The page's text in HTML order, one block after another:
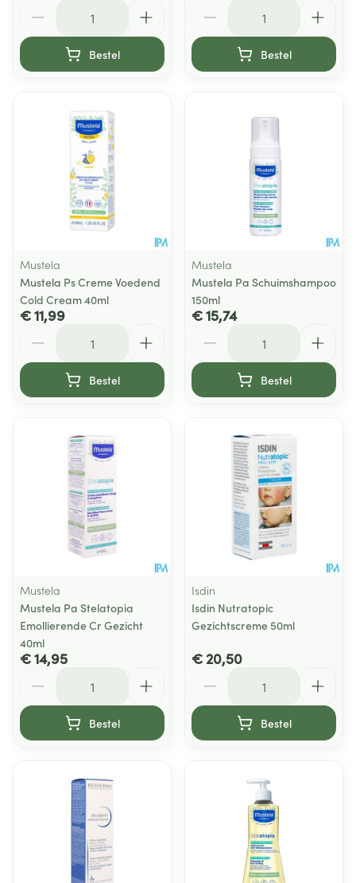
Bestel Bestel
Mustela
Mustela Ps Creme Voedend
Cold Cream 40ml
€ 11,99
Bestel
Mustela
Mustela Pa Schuimshampoo
150ml
€ 15,74
Bestel
Mustela
Mustela Pa Stelatopia
Emollierende Cr Gezicht
40ml
€ 14,95
Bestel
Isdin
Isdin Nutratopic
Gezichtscreme 50ml
€ 20,50
Bestel